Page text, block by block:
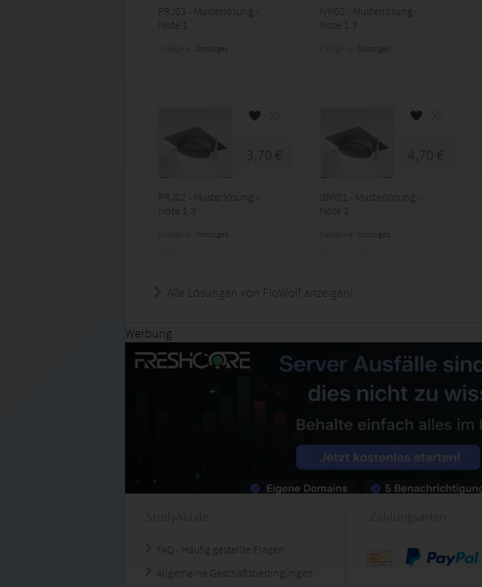
PRJ03 - Musterlösung -
Note 1
Sonstiges
IVK02 - Musterlösung -
Note 1.3
Sonstiges
3,70 €
PRJ02 - Musterlösung -
Note 1.3
Sonstiges
4,70 €
IBW01 - Musterlösung -
Note 1
Sonstiges
Alle Lösungen von FloWolf anzeigen!
Werbung
FAQ - Häufig gestellte Fragen
Allgemeine Geschäftsbedingungen